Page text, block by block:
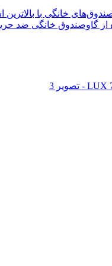
خانگی با بالاترین